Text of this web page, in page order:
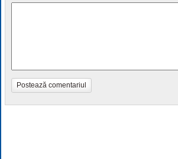
Postează comentariul